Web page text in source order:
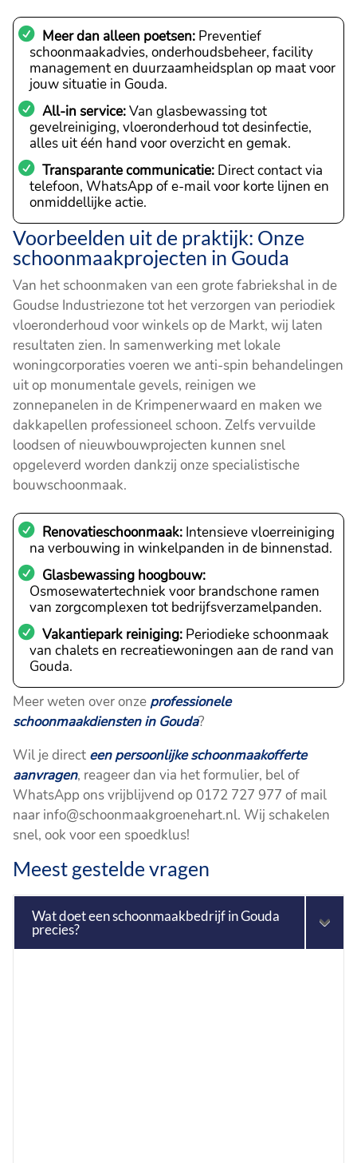
Meer dan alleen poetsen: Preventief
schoonmaakadvies, onderhoudsbeheer, facility
management en duurzaamheidsplan op maat voor
jouw situatie in Gouda.
All-in service:Van glasbewassing tot
gevelreiniging, vloeronderhoud tot desinfectie,
alles uit één hand voor overzicht en gemak.
Transparante communicatie: Direct contact via
telefoon, WhatsApp of e-mail voor korte lijnen en
onmiddellijke actie.
Voorbeelden uit de praktijk: Onze
schoonmaakprojecten in Gouda
Van het schoonmaken van een grote fabriekshal in de
Goudse Industriezone tot het verzorgen van periodiek
vloeronderhoud voor winkels op de Markt, wij laten
resultaten zien. In samenwerking met lokale
woningcorporaties voeren we anti-spin behandelingen
uit op monumentale gevels, reinigen we
zonnepanelen in de Krimpenerwaard en maken we
dakkapellen professioneel schoon. Zelfs vervuilde
loodsen of nieuwbouwprojecten kunnen snel
opgeleverd worden dankzij onze specialistische
bouwschoonmaak.
Renovatieschoonmaak: Intensieve vloerreiniging
na verbouwing in winkelpanden in de binnenstad.
Glasbewassing hoogbouw:
Osmosewatertechniek voor brandschone ramen
van zorgcomplexen tot bedrijfsverzamelpanden.
Vakantiepark reiniging: Periodieke schoonmaak
van chalets en recreatiewoningen aan de rand van
Gouda.
Meer weten over onze professionele
schoonmaakdiensten in Gouda?
Wil je direct een persoonlijke schoonmaakofferte
aanvragen, reageer dan via het formulier, bel of
WhatsApp ons vrijblijvend op 0172 727 977 of mail
naar info@schoonmaakgroenehart.nl. Wij schakelen
snel, ook voor een spoedklus!
Meest gestelde vragen
Wat doet een schoonmaakbedrijf in Gouda
precies?